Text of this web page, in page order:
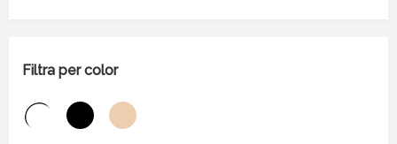
Filtra per color